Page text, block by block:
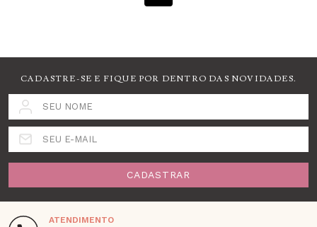
CADASTRE-SE E FIQUE POR DENTRO DAS NOVIDADES.
SEU NOME
SEU E-MAIL
CADASTRAR
ATENDIMENTO